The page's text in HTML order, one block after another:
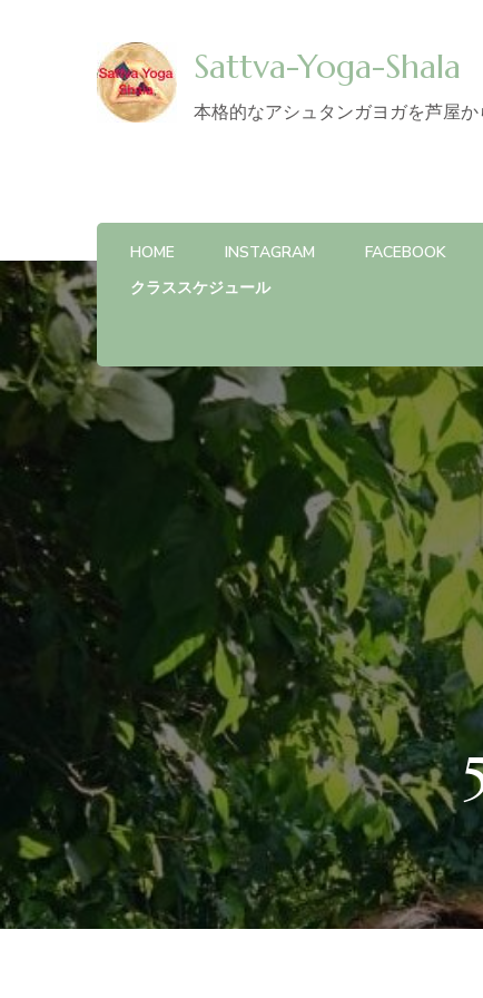
Sattva-Yoga-Shala
本格的なアシュタンガヨガを芦屋か
HOME INSTAGRAM FACEBOOK
クラススケジュール